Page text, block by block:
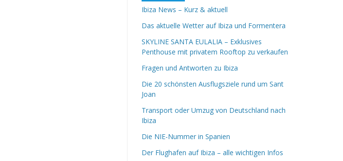
Ibiza News – Kurz & aktuell
Das aktuelle Wetter auf Ibiza und Formentera
SKYLINE SANTA EULALIA – Exklusives
Penthouse mit privatem Rooftop zu verkaufen
Fragen und Antworten zu Ibiza
Die 20 schönsten Ausflugsziele rund um Sant
Joan
Transport oder Umzug von Deutschland nach
Ibiza
Die NIE-Nummer in Spanien
Der Flughafen auf Ibiza – alle wichtigen Infos